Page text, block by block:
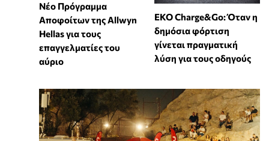
Νέο Πρόγραμμα
Αποφοίτων της Allwyn
Hellas για τους
επαγγελματίες του
αύριο
EKO Charge&Go: Όταν η
δημόσια φόρτιση
γίνεται πραγματική
λύση για τους οδηγούς